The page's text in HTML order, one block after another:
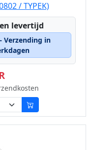
/ TYPEK)
levertijd
Verzending in